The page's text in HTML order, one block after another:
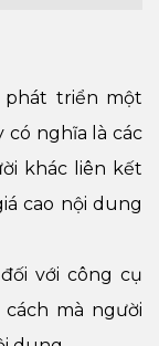
phát triển một
có nghĩa là các
khác liên kết
cao nội dung
với công cụ
mà người